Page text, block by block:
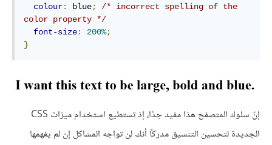
colour: blue;
/* incorrect spelling of the
color property */
font-size: 200%;
}
إنّ سلوك المتصفح هذا مفيد جدًا، إذ تستطيع استخدام ميزات CSS
الجديدة لتحسين التنسيق مدركًا أنك لن تواجه المشاكل إن لم يفهمها